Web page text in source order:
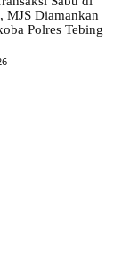
MJS Diamankan
Polres Tebing